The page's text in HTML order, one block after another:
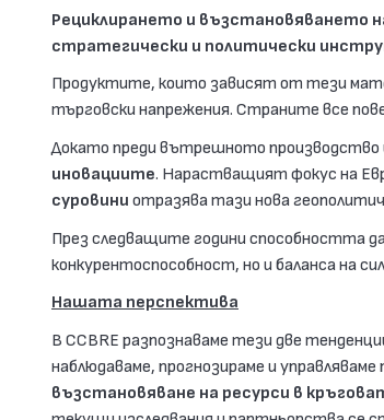
Рециклирането и възстановяването
стратегически и политически
Продуктите, които зависят от тези
търговски напрежения. Страните все
Докато преди вътрешното производство
иновациите. Нарастващият фокус на
суровини отразява тази нова
През следващите години способността
конкурентоспособност, но и баланса на
Нашата перспектива
В CCBRE разпознаваме тези две
наблюдаваме, прогнозираме и
възстановяване на ресурси в